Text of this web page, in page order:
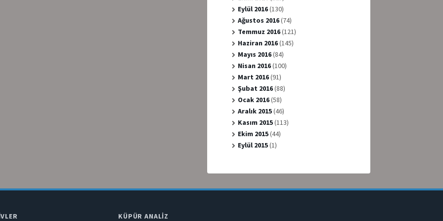
Eylül 2016(130)
Ağustos 2016(74)
Temmuz 2016(121)
Haziran 2016(145)
Mayıs 2016(84)
Nisan 2016(100)
Mart 2016(91)
Şubat 2016(88)
Ocak 2016(58)
Aralık 2015(46)
Kasım 2015(113)
Ekim 2015(44)
Eylül 2015(1)
KÜPÜR ANALIZ